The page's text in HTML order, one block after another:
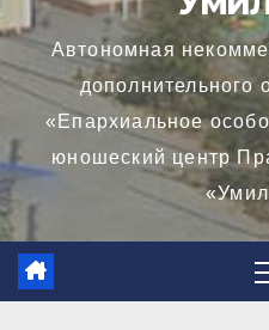
Автономная
дополнительного
«Епархиальное
юношеский центр